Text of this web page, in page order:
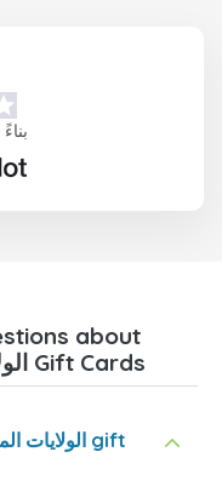
بناءً على
about
Swarovski الولايات المتحدة Gift Cards